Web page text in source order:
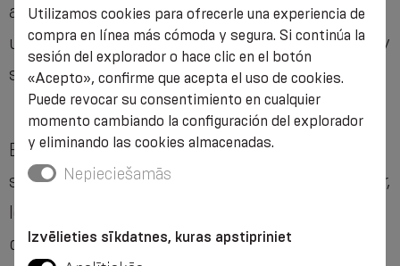
acciones monótonas en una dirección, existe
una sobrecarga que conduzca a un automóvil y
similar.
Esto y otras razones conducen a una
sobrecarga muscular y a una tensión muscular,
lo que causa dolor. Si no se presta atención
durante mucho tiempo, se producen cambios
Utilizamos cookies para ofrecerle una experiencia de
compra en línea más cómoda y segura. Si continúa la
sesión del explorador o hace clic en el botón
«Acepto», confirme que acepta el uso de cookies.
Puede revocar su consentimiento en cualquier
momento cambiando la configuración del explorador
y eliminando las cookies almacenadas.
Nepieciešamās
Izvēlieties sīkdatnes, kuras apstipriniet